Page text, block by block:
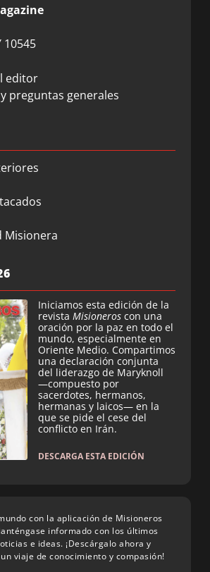
10545
editor
preguntas generales
Misionera
Iniciamos esta edición de la
revista Misioneros con una
oración por la paz en todo el
mundo, especialmente en
Oriente Medio. Compartimos
una declaración conjunta
del liderazgo de Maryknoll
—compuesto por
sacerdotes, hermanos,
hermanas y laicos— en la
que se pide el cese del
conflicto en Irán.
DESCARGA ESTA EDICIÓN
con la aplicación de Misioneros
informado con los últimos
e ideas. ¡Descárgalo ahora y
viaje de conocimiento y compasión!